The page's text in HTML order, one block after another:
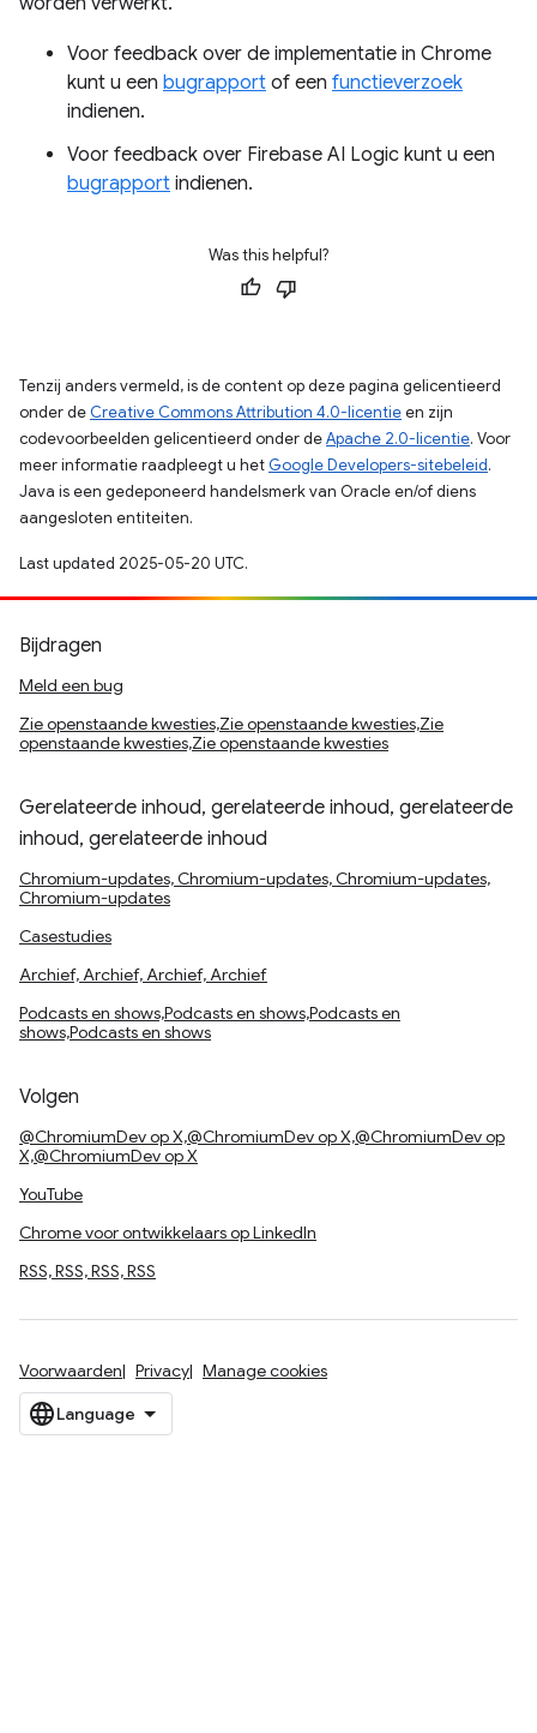
Voor feedback over de implementatie in Chrome
kunt u een bugrapport of een functieverzoek
indienen.
Voor feedback over Firebase AI Logic kunt u een
bugrapport indienen.
Was this helpful?
Tenzij anders vermeld, is de content op deze pagina gelicentieerd
onder de Creative Commons Attribution 4.0-licentieen zijn
codevoorbeelden gelicentieerd onder deApache 2.0-licentie. Voor
meer informatie raadpleegt u het Google Developers-sitebeleid.
Java is een gedeponeerd handelsmerk van Oracle en/of diens
aangesloten entiteiten.
Last updated 2025-05-20 UTC.
Bijdragen
Meld een bug
Zie openstaande kwesties,Zie openstaande kwesties,Zie
openstaande kwesties,Zie openstaande kwesties
Gerelateerde inhoud, gerelateerde inhoud, gerelateerde
inhoud, gerelateerde inhoud
Chromium-updates, Chromium-updates, Chromium-updates,
Chromium-updates
Casestudies
Archief, Archief, Archief, Archief
Podcasts en shows,Podcasts en shows,Podcasts en
shows,Podcasts en shows
Volgen
@ChromiumDev op X,@ChromiumDev op X,@ChromiumDev op
X,@ChromiumDev op X
YouTube
Chrome voor ontwikkelaars op LinkedIn
RSS, RSS, RSS, RSS
Voorwaarden Privacy Manage cookies